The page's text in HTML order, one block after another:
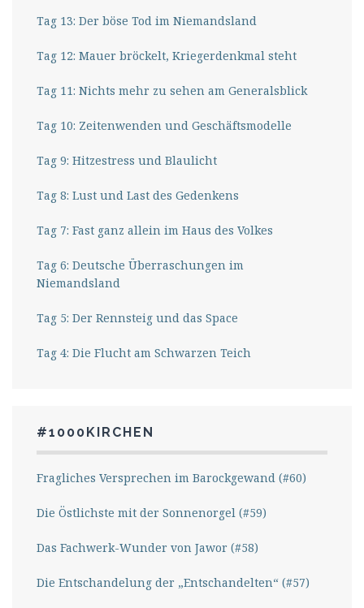
Tag 13: Der böse Tod im Niemandsland
Tag 12: Mauer bröckelt, Kriegerdenkmal steht
Tag 11: Nichts mehr zu sehen am Generalsblick
Tag 10: Zeitenwenden und Geschäftsmodelle
Tag 9: Hitzestress und Blaulicht
Tag 8: Lust und Last des Gedenkens
Tag 7: Fast ganz allein im Haus des Volkes
Tag 6: Deutsche Überraschungen im
Niemandsland
Tag 5: Der Rennsteig und das Space
Tag 4: Die Flucht am Schwarzen Teich
#1000KIRCHEN
Fragliches Versprechen im Barockgewand (#60)
Die Östlichste mit der Sonnenorgel (#59)
Das Fachwerk-Wunder von Jawor (#58)
Die Entschandelung der „Entschandelten“ (#57)